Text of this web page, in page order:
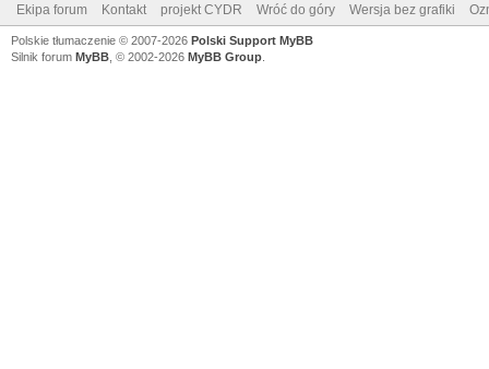
Ekipa forum Kontakt projekt CYDR Wróć do góry Wersja bez grafiki
Polskie tłumaczenie © 2007-2026 Polski Support MyBB
Silnik forum MyBB , © 2002-2026 MyBB Group